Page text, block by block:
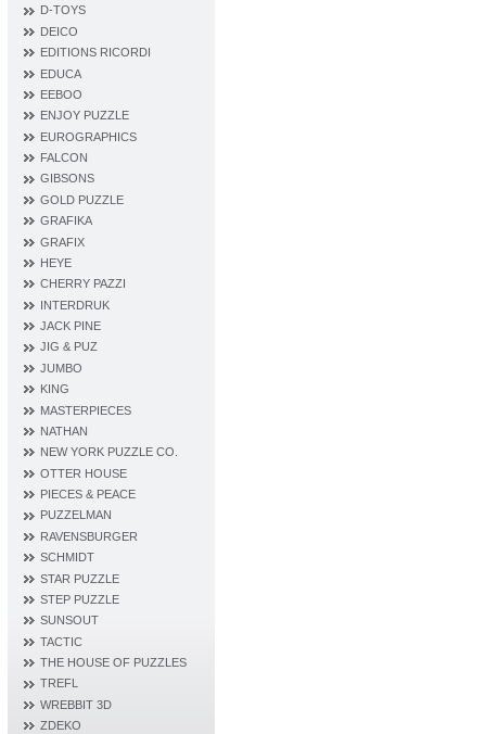
D‐TOYS
DEICO
EDITIONS RICORDI
EDUCA
EEBOO
ENJOY PUZZLE
EUROGRAPHICS
FALCON
GIBSONS
GOLD PUZZLE
GRAFIKA
GRAFIX
HEYE
CHERRY PAZZI
INTERDRUK
JACK PINE
JIG & PUZ
JUMBO
KING
MASTERPIECES
NATHAN
NEW YORK PUZZLE CO.
OTTER HOUSE
PIECES & PEACE
PUZZELMAN
RAVENSBURGER
SCHMIDT
STAR PUZZLE
STEP PUZZLE
SUNSOUT
TACTIC
THE HOUSE OF PUZZLES
TREFL
WREBBIT 3D
ZDEKO